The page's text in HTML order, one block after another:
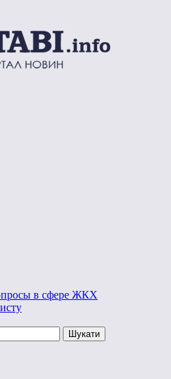
в сфере ЖКХ